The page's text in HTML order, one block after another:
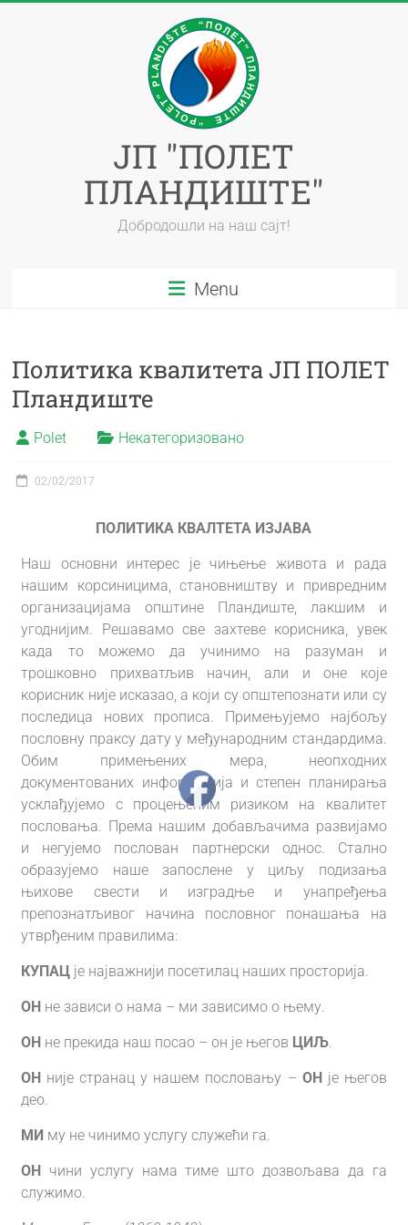
ЈП "ПОЛЕТ
ПЛАНДИШТЕ"
Добродошли на наш сајт!
Menu
Политика квалитета ЈП ПОЛЕТ
Пландиште
Polet Некатегоризовано
02/02/2017
ПОЛИТИКА КВАЛТЕТА ИЗЈАВА
Наш основни интерес је чињење живота и рада
нашим корсиницима, становништву и привредним
организацијама општине Пландиште, лакшим и
угоднијим. Решавамо све захтеве корисника, увек
када то можемо да учинимо на разуман и
трошковно прихватљив начин, али и оне које
корисник није исказао, а који су општепознати или су
последица нових прописа. Примењујемо најбољу
пословну праксу дату у међународним стандардима.
Обим примењених мера, неопходних
документованих информација и степен планирања
усклађујемо с процењеним ризиком на квалитет
пословања. Према нашим добављачима развијамо
и негујемо послован партнерски однос. Стално
образујемо наше запослене у циљу подизања
њихове свести и изградње и унапређења
препознатљивог начина пословног понашања на
утврђеним правилима:
КУПАЦ је најважнији посетилац наших просторија.
ОН не зависи о нама – ми зависимо о њему.
ОН не прeкида наш посао – он је његов ЦИЉ.
ОН није странац у нашем пословању – ОНје његов
део.
МИ му не чинимо услугу служећи га.
ОН чини услугу нама тиме што дозвољава да га
служимо.